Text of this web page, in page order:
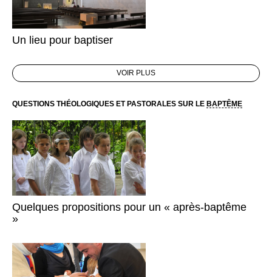
Un lieu pour baptiser
VOIR PLUS
QUESTIONS THÉOLOGIQUES ET PASTORALES SUR LE BAPTÊME
Quelques propositions pour un « après-baptême
»